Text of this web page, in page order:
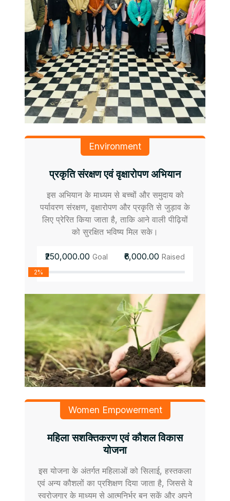
Environment
प्रकृति संरक्षण एवं वृक्षारोपण अभियान
इस अभियान के माध्यम से बच्चों और समुदाय को
पर्यावरण संरक्षण, वृक्षारोपण और प्रकृति से जुड़ाव के
लिए प्रेरित किया जाता है, ताकि आने वाली पीढ़ियों
को सुरक्षित भविष्य मिल सके।
₹250,000.00 Goal ₹6,000.00 Raised
2%
Women Empowerment
महिला सशक्तिकरण एवं कौशल विकास
योजना
इस योजना के अंतर्गत महिलाओं को सिलाई, हस्तकला
एवं अन्य कौशलों का प्रशिक्षण दिया जाता है, जिससे वे
स्वरोजगार के माध्यम से आत्मनिर्भर बन सकें और अपने